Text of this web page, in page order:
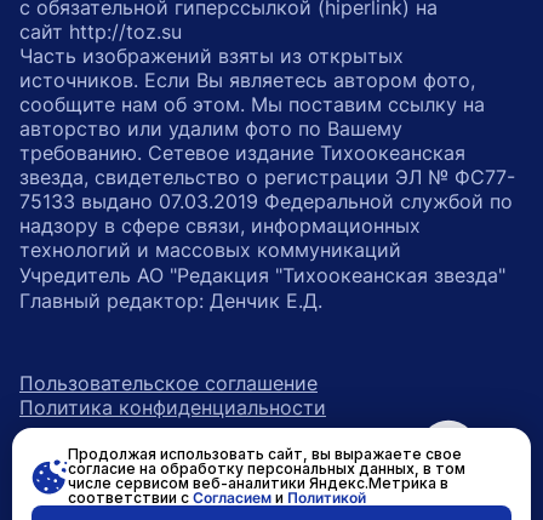
с обязательной гиперссылкой (hiperlink) на
сайт http://toz.su
Часть изображений взяты из открытых
источников. Если Вы являетесь автором фото,
сообщите нам об этом. Мы поставим ссылку на
авторство или удалим фото по Вашему
требованию. Сетевое издание Тихоокеанская
звезда, свидетельство о регистрации ЭЛ № ФС77-
75133 выдано 07.03.2019 Федеральной службой по
надзору в сфере связи, информационных
технологий и массовых коммуникаций
Учредитель АО "Редакция "Тихоокеанская звезда"
Главный редактор: Денчик Е.Д.
Пользовательское соглашение
Политика конфиденциальности
ссылка на главную
возрастное ограничение 16+
ссылка на страницу в Вконтакте
ссылка на страницу в
ссылка на канал в
Продолжая использовать сайт, вы выражаете свое
согласие на обработку персональных данных, в том
числе сервисом веб-аналитики Яндекс.Метрика в
соответствии с Согласиеми Политикой